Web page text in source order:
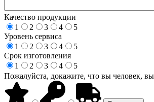
Качество продукции
1
2 3 4
5
Уровень сервиса
1
2 3 4
5
Срок изготовления
1
2 3 4
5
Пожалуйста, докажите, что вы человек,